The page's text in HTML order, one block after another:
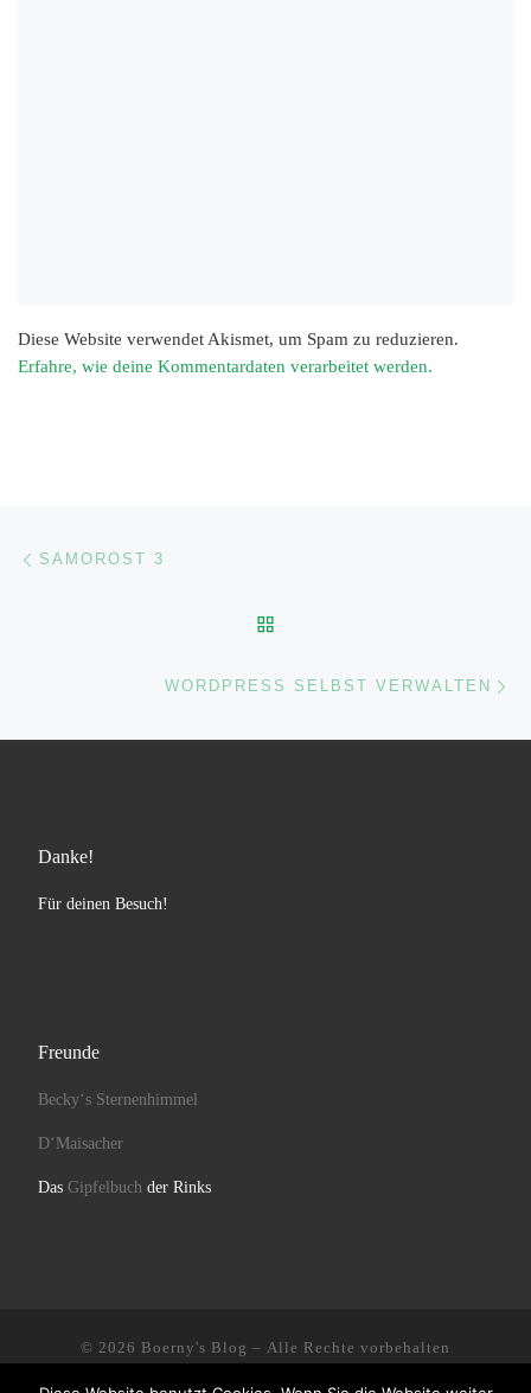
Diese Website verwendet Akismet, um Spam zu reduzieren.
Erfahre, wie deine Kommentardaten verarbeitet werden.
Beitragsnavigation
SAMOROST 3
WORDPRESS SELBST VERWALTEN
Danke!
Für deinen Besuch!
Freunde
Becky‘s Sternenhimmel
D‘Maisacher
Das Gipfelbuchder Rinks
© 2026 Boerny's Blog – Alle Rechte vorbehalten